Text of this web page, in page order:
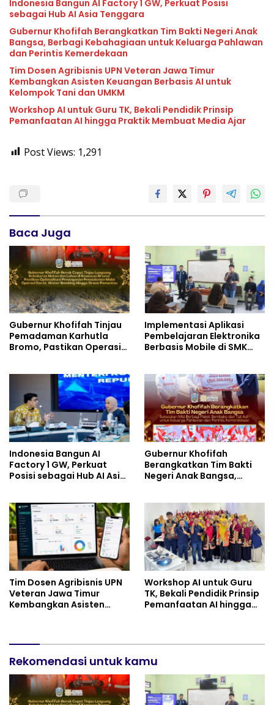
Indonesia Bangun AI Factory 1 GW, Perkuat Posisi
sebagai Hub AI Asia Tenggara
Gubernur Khofifah Berangkatkan Tim Bakti Negeri Anak
Bangsa, Berbagi Kebahagiaan untuk Keluarga Pahlawan
dan Perintis Kemerdekaan
Tim Dosen Agribisnis UPN Veteran Jawa Timur
Kembangkan Asisten Keuangan Berbasis AI untuk
Kelompok Tani dan UMKM
Workshop AI untuk Guru TK, Bekali Pendidik Prinsip
Pemanfaatan AI hingga Praktik Membuat Media Ajar
Post Views: 1,291
Baca Juga
Gubernur Khofifah Tinjau
Pemadaman Karhutla
Bromo, Pastikan Operasi
Implementasi Aplikasi
Pembelajaran Elektronika
Berbasis Mobile di SMK
dan Inovasi Pembelajaran
Indonesia Bangun AI
Factory 1 GW, Perkuat
Posisi sebagai Hub AI Asia
Gubernur Khofifah
Berangkatkan Tim Bakti
Negeri Anak Bangsa,
dan Perintis Kemerdekaan
Tim Dosen Agribisnis UPN
Veteran Jawa Timur
Kembangkan Asisten
Workshop AI untuk Guru
TK, Bekali Pendidik Prinsip
Pemanfaatan AI hingga
Rekomendasi untuk kamu